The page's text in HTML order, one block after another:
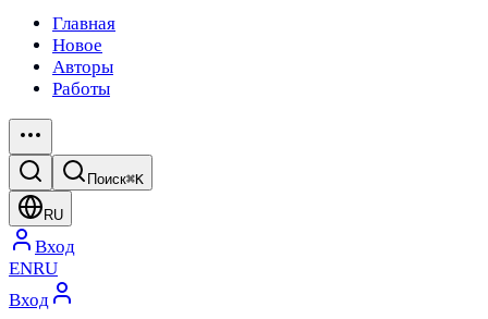
Главная
Новое
Авторы
Работы
Поиск⌘K
RU
Вход
ENRU
Вход